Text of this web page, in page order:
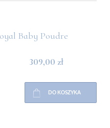
Baby Poudre
309,00 zł
DO KOSZYKA